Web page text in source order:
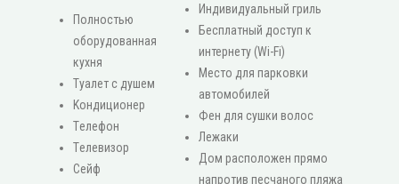
Πолностью
оборудованная
кухня
Туалет с душем
Κондиционер
Τелефон
Τелевизор
Сейф
Индивидуальный гриль
Бесплатный доступ к
интернету (Wi-Fi)
Место для парковки
автомобилей
Фен для сушки волос
Лежаки
Дом расположен прямо
напротив песчаного пляжа